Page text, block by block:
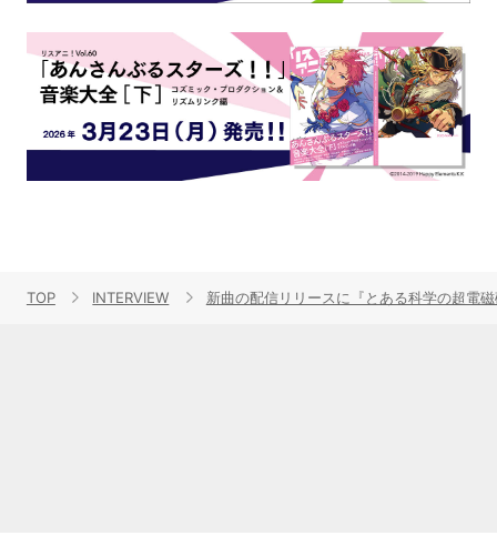
TOP INTERVIEW 新曲の配信リリースに『とある科学の超電